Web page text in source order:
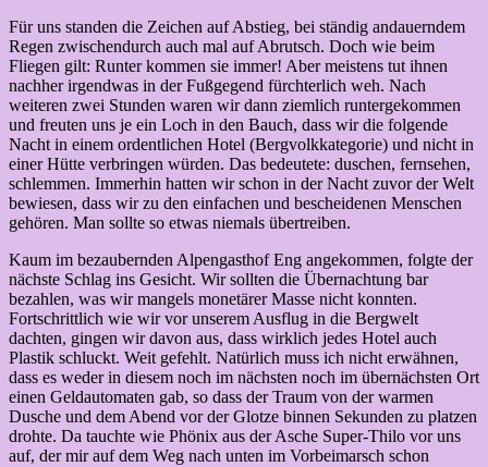
Für uns standen die Zeichen auf Abstieg, bei ständig andauerndem
Regen zwischendurch auch mal auf Abrutsch. Doch wie beim
Fliegen gilt: Runter kommen sie immer! Aber meistens tut ihnen
nachher irgendwas in der Fußgegend fürchterlich weh. Nach
weiteren zwei Stunden waren wir dann ziemlich runtergekommen
und freuten uns je ein Loch in den Bauch, dass wir die folgende
Nacht in einem ordentlichen Hotel (Bergvolkkategorie) und nicht in
einer Hütte verbringen würden. Das bedeutete: duschen, fernsehen,
schlemmen. Immerhin hatten wir schon in der Nacht zuvor der Welt
bewiesen, dass wir zu den einfachen und bescheidenen Menschen
gehören. Man sollte so etwas niemals übertreiben.
Kaum im bezaubernden Alpengasthof Eng angekommen, folgte der
nächste Schlag ins Gesicht. Wir sollten die Übernachtung bar
bezahlen, was wir mangels monetärer Masse nicht konnten.
Fortschrittlich wie wir vor unserem Ausflug in die Bergwelt
dachten, gingen wir davon aus, dass wirklich jedes Hotel auch
Plastik schluckt. Weit gefehlt. Natürlich muss ich nicht erwähnen,
dass es weder in diesem noch im nächsten noch im übernächsten Ort
einen Geldautomaten gab, so dass der Traum von der warmen
Dusche und dem Abend vor der Glotze binnen Sekunden zu platzen
drohte. Da tauchte wie Phönix aus der Asche Super-Thilo vor uns
auf, der mir auf dem Weg nach unten im Vorbeimarsch schon